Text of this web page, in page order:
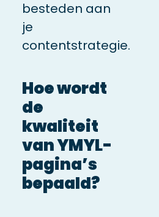
besteden aan
je
contentstrategie.
Hoe wordt
de
kwaliteit
van YMYL-
pagina’s
bepaald?